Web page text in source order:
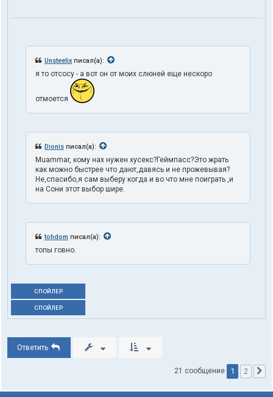
Unsteelix писал(а):
я то отсосу - а вот он от моих слюней еще нескоро
отмоется
Dionis писал(а):
Muammar, кому нах нужен хусекс?Геймпасс?Это жрать
как можно быстрее что дают,давясь и не прожевывая?
Не,спасибо,я сам выберу когда и во что мне поиграть ,и
на Сони этот выбор шире.
tohdom писал(а):
топы говно.
СПОЙЛЕР
СПОЙЛЕР
Ответить
21 сообщение 1 2